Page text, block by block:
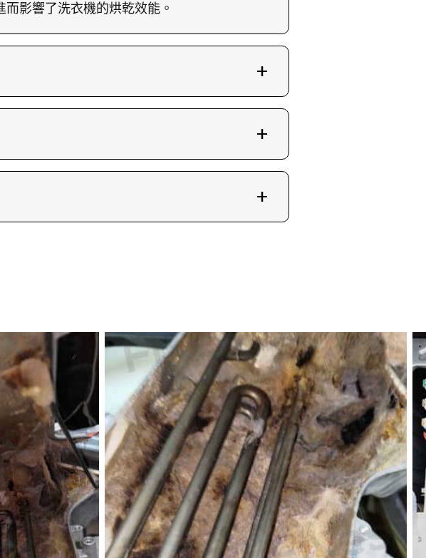
影響了洗衣機的烘乾效能。
是烘乾系統，應定期檢查並清除內部塵
底的檢查和清理。
能詳細描述故障症狀。拍攝相關故障的照
分析問題並提供準確的報價。